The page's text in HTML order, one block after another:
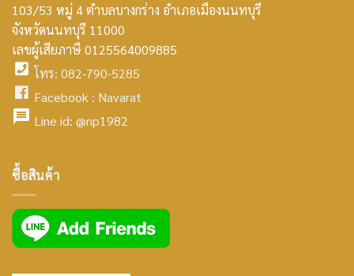
smt2
home
icon
103/53 หมู่ 4 ตำบลบางกร่าง อำเภอเมืองนนทบุรี
จังหวัดนนทบุรี 11000
เลขผู้เสียภาษี 0125564009885
facebook
icon
โทร: 082-790-5285
facebook
Facebook : Navarat
icon
Line id: @np1982
ซื้อสินค้า